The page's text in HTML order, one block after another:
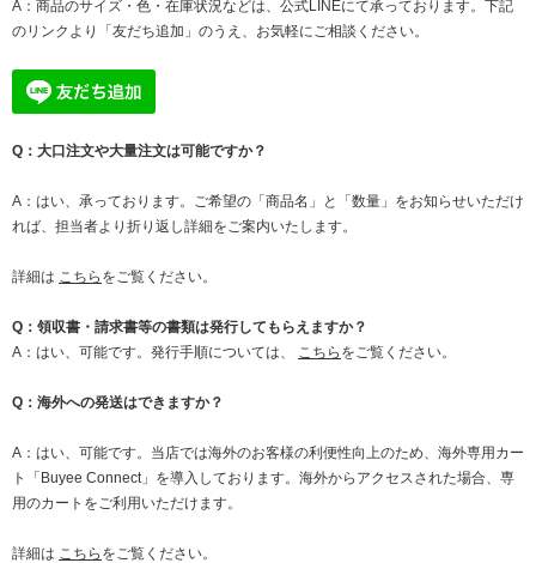
A：商品のサイズ・色・在庫状況などは、公式LINEにて承っております。下記
のリンクより「友だち追加」のうえ、お気軽にご相談ください。
Q：大口注文や大量注文は可能ですか？
A：はい、承っております。ご希望の「商品名」と「数量」をお知らせいただけ
れば、担当者より折り返し詳細をご案内いたします。
詳細は こちら をご覧ください。
Q：領収書・請求書等の書類は発行してもらえますか？
A：はい、可能です。発行手順については、
こちら をご覧ください。
Q：海外への発送はできますか？
A：はい、可能です。当店では海外のお客様の利便性向上のため、海外専用カー
ト「Buyee Connect」を導入しております。海外からアクセスされた場合、専
用のカートをご利用いただけます。
詳細は こちら をご覧ください。